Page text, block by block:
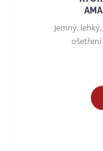
Jemný,
ošetření